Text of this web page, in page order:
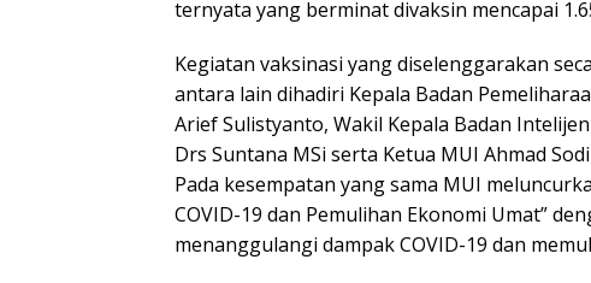
ternyata yang berminat divaksin mencapai
Kegiatan vaksinasi yang diselenggarakan
antara lain dihadiri Kepala Badan
Arief Sulistyanto, Wakil Kepala Badan
Drs Suntana MSi serta Ketua MUI Ahmad
Pada kesempatan yang sama MUI
COVID-19 dan Pemulihan Ekonomi Umat”
menanggulangi dampak COVID-19 dan